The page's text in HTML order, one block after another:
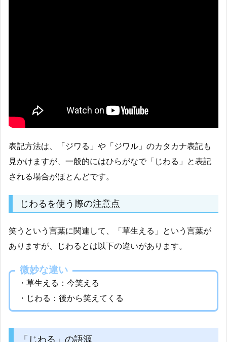
表記方法は、「ジワる」や「ジワル」のカタカナ表記も
見かけますが、一般的にはひらがなで「じわる」と表記
される場合がほとんどです。
じわるを使う際の注意点
笑うという言葉に関連して、「草生える」という言葉が
ありますが、じわるとは以下の違いがあります。
微妙な違い
・草生える：今笑える
・じわる：後から笑えてくる
「じわる」の語源